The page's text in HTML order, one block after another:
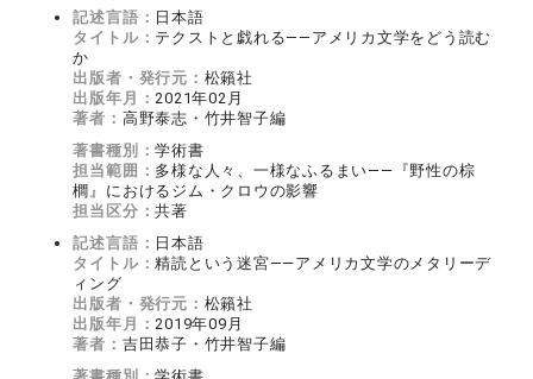
記述言語： 日本語
タイトル： テクストと戯れる――アメリカ文学をどう読む
か
出版者・発行元： 松籟社
出版年月：2021年02月
著者： 高野泰志・竹井智子編
著書種別：学術書
担当範囲： 多様な人々、一様なふるまい――『野性の棕
櫚』におけるジム・クロウの影響
担当区分：共著
記述言語： 日本語
タイトル：精読という迷宮――アメリカ文学のメタリーデ
ィング
出版者・発行元： 松籟社
出版年月：2019年09月
著者： 吉田恭子・竹井智子編